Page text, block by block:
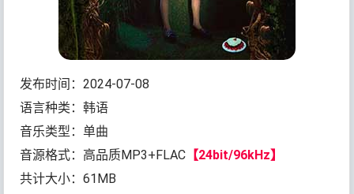
发布时间：2024-07-08
语言种类：韩语
音乐类型：单曲
音源格式：高品质MP3+FLAC 【24bit/96kHz】
共计大小：61MB